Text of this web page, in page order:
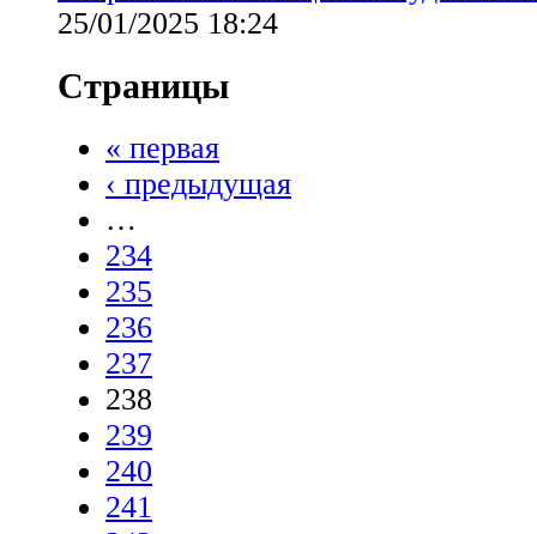
25/01/2025 18:24
Страницы
« первая
‹ предыдущая
…
234
235
236
237
238
239
240
241